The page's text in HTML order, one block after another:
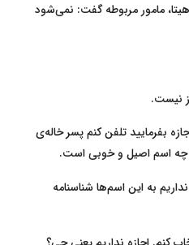
مامور مربوطه گفت: نمی‌شود
نیست.
بفرمایید تلفن کنم پسر خاله‌ی
چه اسم اصیل و خوبی است.
به این اسم‌ها شناسنامه